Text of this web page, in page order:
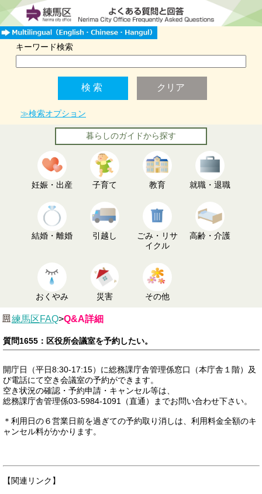
キーワード検索
≫検索オプション
暮らしのガイドから探す
妊娠・出産 子育て 教育 就職・退職
結婚・離婚 引越し
ごみ・リサ
イクル
高齢・介護
おくやみ 災害 その他
練馬区FAQ>Q&A詳細
質問1655：区役所会議室を予約したい。
開庁日（平日8:30-17:15）に総務課庁舎管理係窓口（本庁舎１階）及
び電話にて空き会議室の予約ができます。
空き状況の確認・予約申請・キャンセル等は、
総務課庁舎管理係03-5984-1091（直通）までお問い合わせ下さい。
＊利用日の６営業日前を過ぎての予約取り消しは、利用料金全額のキ
ャンセル料がかかります。
【関連リンク】